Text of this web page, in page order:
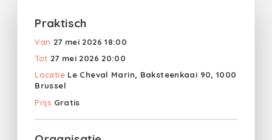
Praktisch
Van 27 mei 2026 18:00
Tot 27 mei 2026 20:00
Locatie Le Cheval Marin, Baksteenkaai 90, 1000
Brussel
Prijs Gratis